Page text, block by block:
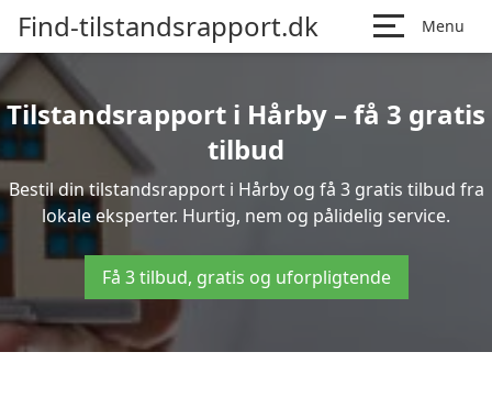
Find-tilstandsrapport.dk Menu
Tilstandsrapport i Hårby – få 3 gratis
tilbud
Bestil din tilstandsrapport i Hårby og få 3 gratis tilbud fra
lokale eksperter. Hurtig, nem og pålidelig service.
Få 3 tilbud, gratis og uforpligtende